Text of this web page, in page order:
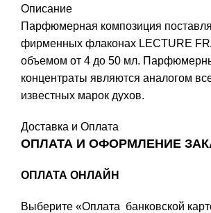
Описание
Парфюмерная композиция
фирменных флаконах LECTURE
объемом от 4 до 50 мл.
концентраты являются аналогом
известных марок духов.
Доставка и Оплата
ОПЛАТА И ОФОРМЛЕНИЕ
ОПЛАТА ОНЛАЙН
Выберите «Оплата банковской